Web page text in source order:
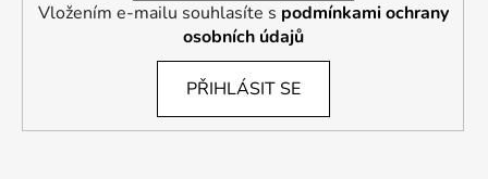
Vložením e-mailu souhlasíte s podmínkami ochrany
osobních údajů
PŘIHLÁSIT SE